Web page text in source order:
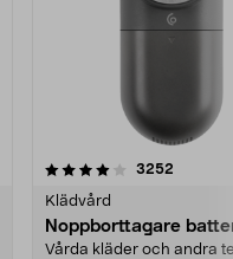
3252
Klädvård
Noppborttagare
Vårda kläder och andra
4.5av 5 stjärnor